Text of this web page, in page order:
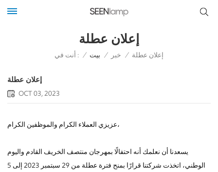
إعلان عطلة
أنت في : / بيت / خبر / إعلان عطلة
إعلان عطلة
OCT 03, 2023
عزيزي العملاء الكرام والموظفين الكرام،
يسعدنا أن نعلمك أنه احتفالًا بمهرجان منتصف الخريف القادم واليوم
الوطني، اتخذت شركتنا قرارًا بمنح فترة عطلة من 29 سبتمبر 2023 إلى 5